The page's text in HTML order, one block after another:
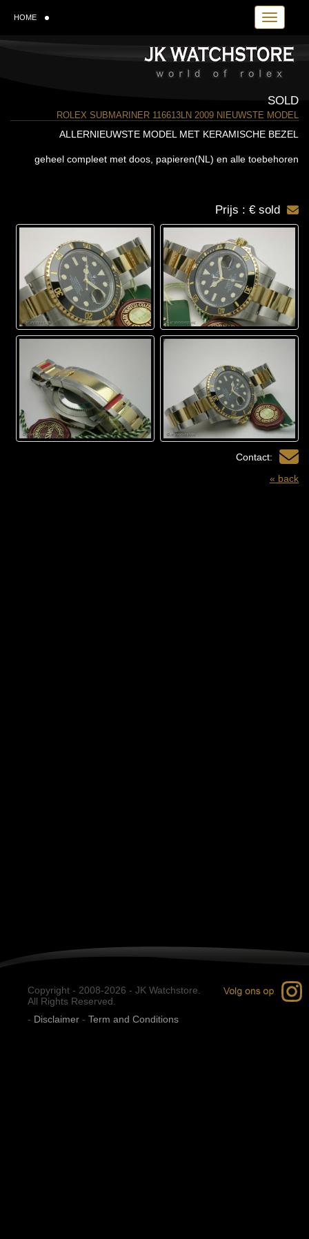
Toggle
HOME
SOLD
ROLEX SUBMARINER 116613LN 2009 NIEUWSTE MODEL
ALLERNIEUWSTE MODEL MET KERAMISCHE BEZEL
geheel compleet met doos, papieren(NL) en alle toebehoren
Prijs : € sold
Contact:
« back
Copyright - 2008-2026 - JK Watchstore.
All Rights Reserved.
- Disclaimer - Term and Conditions